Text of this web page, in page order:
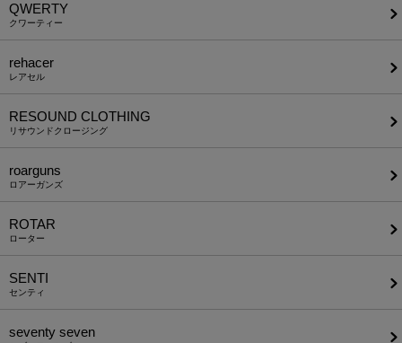
QWERTY
クワーティー
rehacer
レアセル
RESOUND CLOTHING
リサウンドクロージング
roarguns
ロアーガンズ
ROTAR
ローター
SENTI
センティ
seventy seven